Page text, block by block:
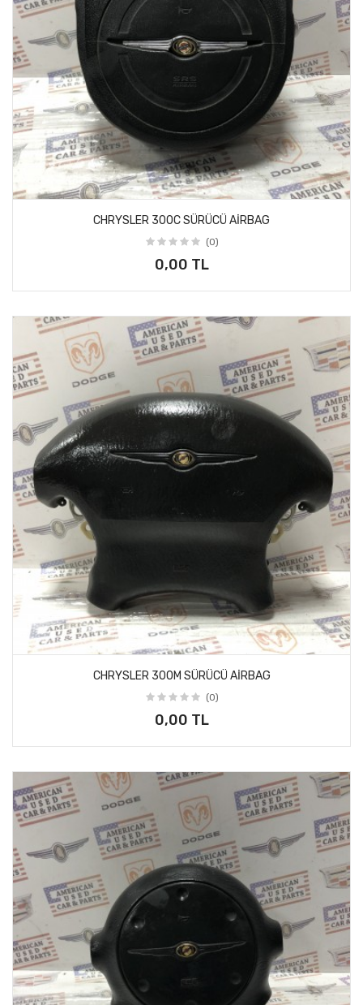
CHRYSLER 300C SÜRÜCÜ AİRBAG
(0)
0,00 TL
CHRYSLER 300M SÜRÜCÜ AİRBAG
(0)
0,00 TL